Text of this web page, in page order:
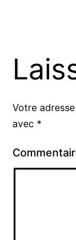
Votre
avec *